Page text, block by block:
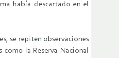
había descartado en el
se repiten observaciones
la Reserva Nacional